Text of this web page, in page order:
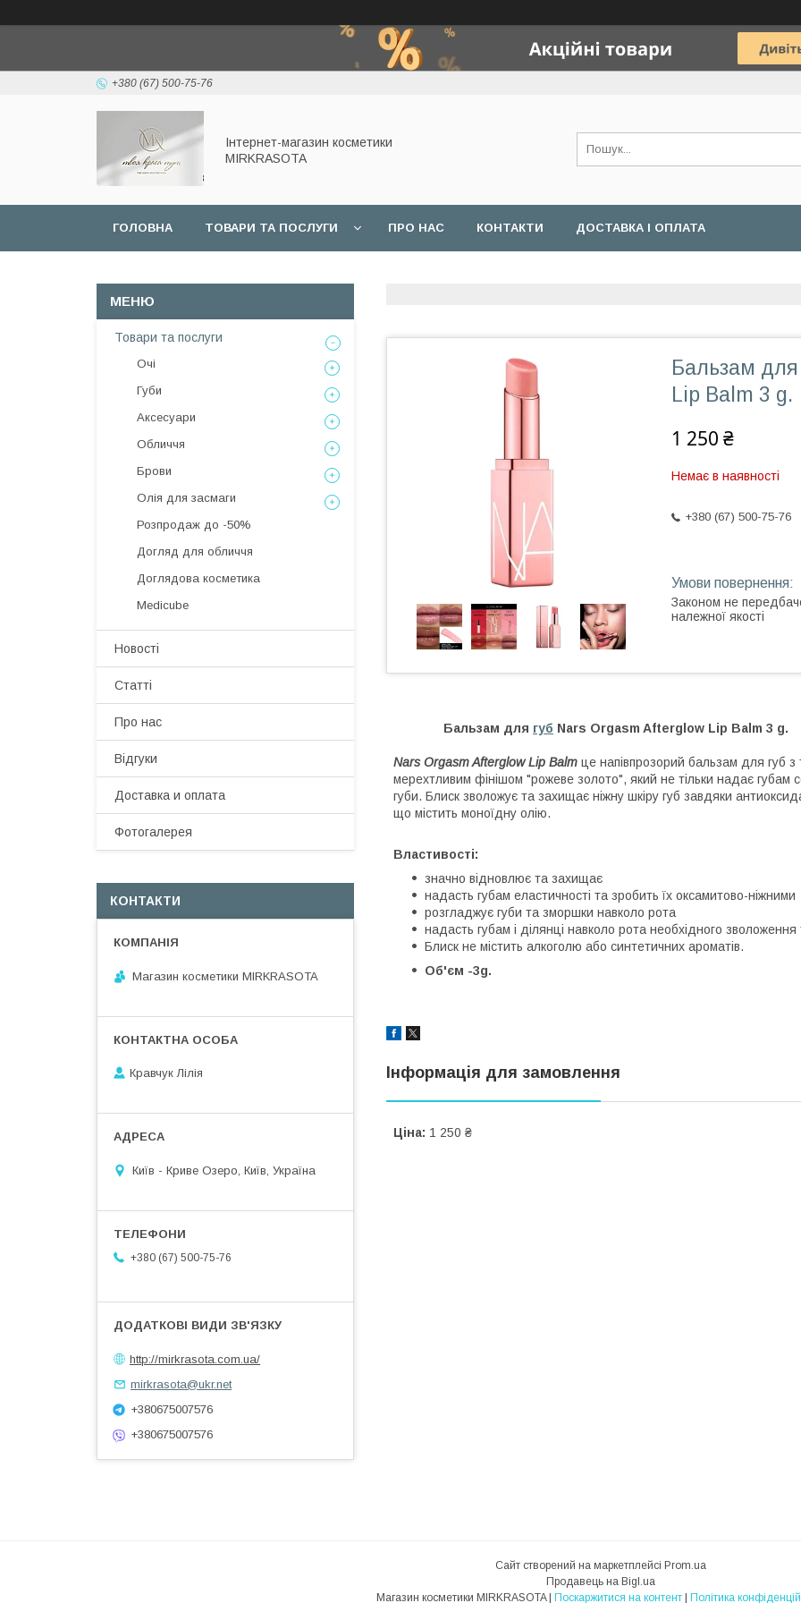
+380 (67) 500-75-76
Інтернет-магазин косметики
MIRKRASOTA
ГОЛОВНА ТОВАРИ ТА ПОСЛУГИ ПРО НАС КОНТАКТИ ДОСТАВКА І ОПЛАТА
Бальзам
Lip Balm 3 g.
1 250 ₴
Немає в наявності
+380 (67) 500-75-76
Законом не
належної якості
Бальзам для губ Nars Orgasm Afterglow Lip Balm 3 g.
Nars Orgasm Afterglow Lip Balm це напівпрозорий бальзам для губ з
мерехтливим фінішом "рожеве золото", який не тільки надає губам
губи. Блиск зволожує та захищає ніжну шкіру губ завдяки
що містить моноїдну олію.
Властивості:
значно відновлює та захищає
надасть губам еластичності та зробить їх оксамитово-ніжними
розгладжує губи та зморшки навколо рота
надасть губам і ділянці навколо рота необхідного
Блиск не містить алкоголю або синтетичних ароматів.
Об'єм -3g.
Інформація для замовлення
Ціна: 1 250 ₴
Товари та послуги
Очі
Губи
Аксесуари
Обличчя
Брови
Олія для засмаги
Розпродаж до -50%
Догляд для обличчя
Доглядова косметика
Medicube
Новості
Статті
Про нас
Відгуки
Доставка и оплата
Фотогалерея
КОНТАКТИ
Магазин косметики MIRKRASOTA
Кравчук Лілія
Київ - Криве Озеро, Київ, Україна
+380 (67) 500-75-76
http://mirkrasota.com.ua/
mirkrasota@ukr.net
+380675007576
+380675007576
Сайт створений на маркетплейсі Prom.ua
Продавець на Bigl.ua
Поскаржитися на контент Політика